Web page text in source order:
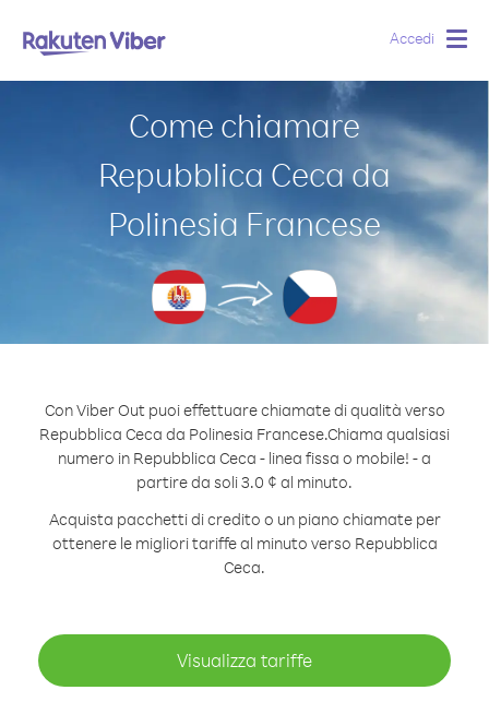
Accedi
Come chiamare
Repubblica Ceca da
Polinesia Francese
Con Viber Out puoi effettuare chiamate di qualità verso
Repubblica Ceca da Polinesia Francese.Chiama qualsiasi
numero in Repubblica Ceca - linea fissa o mobile! - a
partire da soli 3.0 ¢ al minuto.
Acquista pacchetti di credito o un piano chiamate per
ottenere le migliori tariffe al minuto verso Repubblica
Ceca.
Visualizza tariffe